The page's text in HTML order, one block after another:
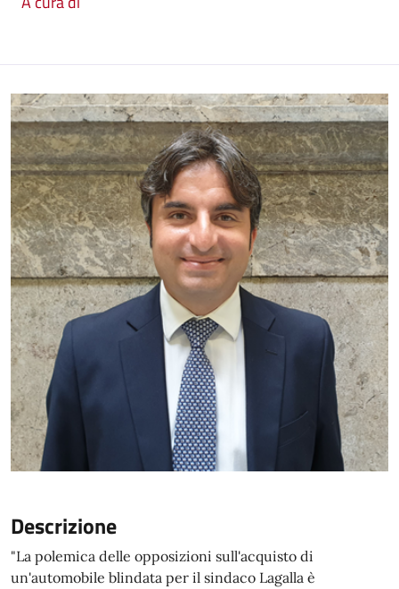
Descrizione
"La polemica delle opposizioni sull'acquisto di
un'automobile blindata per il sindaco Lagalla è